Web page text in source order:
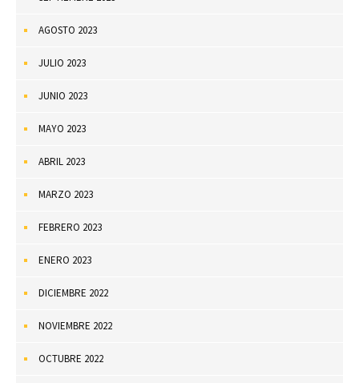
AGOSTO 2023
JULIO 2023
JUNIO 2023
MAYO 2023
ABRIL 2023
MARZO 2023
FEBRERO 2023
ENERO 2023
DICIEMBRE 2022
NOVIEMBRE 2022
OCTUBRE 2022